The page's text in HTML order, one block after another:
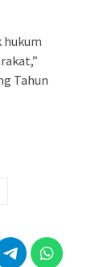
hukum
Tahun